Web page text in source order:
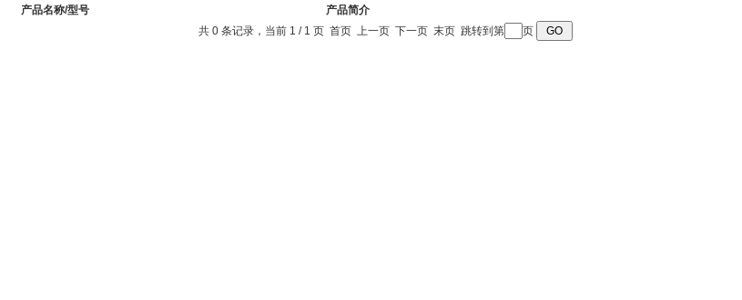
产品名称/型号
产品简介
共 0 条记录，当前 1 / 1 页 首页 上一页 下一页 末页 跳转到第
页